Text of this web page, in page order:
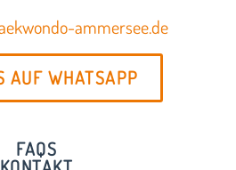
ammersee.de
AUF WHATSAPP
FAQS